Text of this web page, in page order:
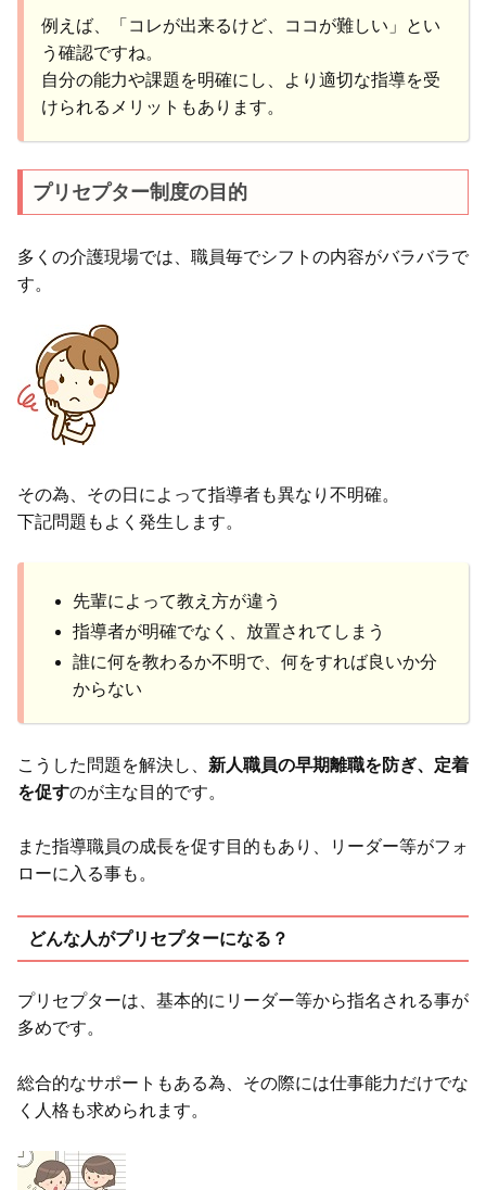
例えば、「コレが出来るけど、ココが難しい」とい
う確認ですね。
自分の能力や課題を明確にし、より適切な指導を受
けられるメリットもあります。
プリセプター制度の目的
多くの介護現場では、職員毎でシフトの内容がバラバラで
す。
その為、その日によって指導者も異なり不明確。
下記問題もよく発生します。
先輩によって教え方が違う
指導者が明確でなく、放置されてしまう
誰に何を教わるか不明で、何をすれば良いか分
からない
こうした問題を解決し、 新人職員の早期離職を防ぎ、定着
を促すのが主な目的です。
また指導職員の成長を促す目的もあり、リーダー等がフォ
ローに入る事も。
どんな人がプリセプターになる？
プリセプターは、基本的にリーダー等から指名される事が
多めです。
総合的なサポートもある為、その際には仕事能力だけでな
く人格も求められます。